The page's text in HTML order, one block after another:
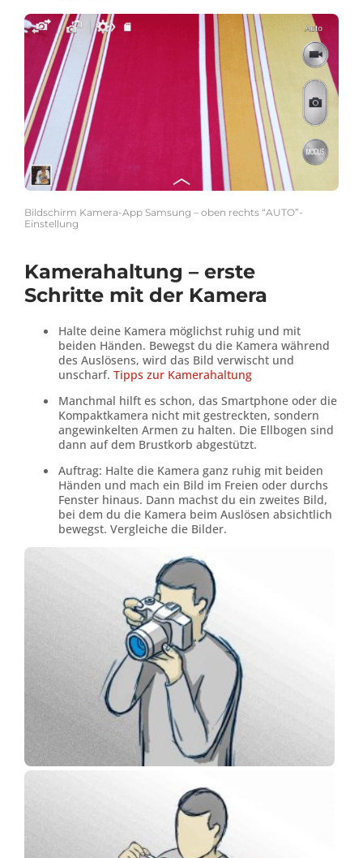
Bildschirm Kamera-App Samsung – oben rechts “AUTO”-
Einstellung
Kamerahaltung – erste
Schritte mit der Kamera
Halte deine Kamera möglichst ruhig und mit
beiden Händen. Bewegst du die Kamera während
des Auslösens, wird das Bild verwischt und
unscharf. Tipps zur Kamerahaltung
Manchmal hilft es schon, das Smartphone oder die
Kompaktkamera nicht mit gestreckten, sondern
angewinkelten Armen zu halten. Die Ellbogen sind
dann auf dem Brustkorb abgestützt.
Auftrag: Halte die Kamera ganz ruhig mit beiden
Händen und mach ein Bild im Freien oder durchs
Fenster hinaus. Dann machst du ein zweites Bild,
bei dem du die Kamera beim Auslösen absichtlich
bewegst. Vergleiche die Bilder.